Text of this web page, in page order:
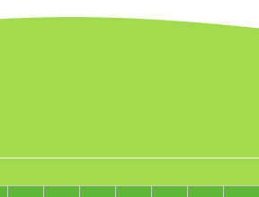
報については、漏洩、減失また
かつ適切な措置を講じます。 お